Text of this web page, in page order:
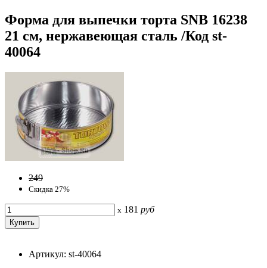
Форма для выпечки торта SNB 16238
21 см, нержавеющая сталь /Код st-
40064
249
Скидка 27%
x 181 руб
Артикул: st-40064